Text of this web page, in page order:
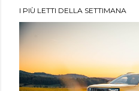
I PIÙ LETTI DELLA SETTIMANA